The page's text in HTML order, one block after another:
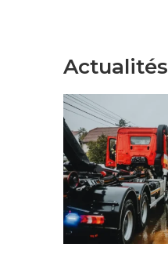
Actualités